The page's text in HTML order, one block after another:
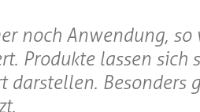
noch Anwendung, so
Produkte lassen sich
Besonders